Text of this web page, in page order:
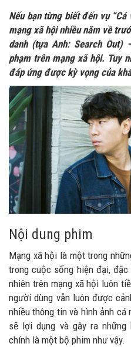
Nếu bạn từng biết đến vụ
mạng xã hội nhiều năm về
danh (tựa Anh: Search
phạm trên mạng xã hội. Tuy
đáp ứng được kỳ vọng của
Nội dung phim
Mạng xã hội là một trong
trong cuộc sống hiện đại,
nhiên trên mạng xã hội luôn
người dùng vẫn luôn được
nhiều thông tin và hình ảnh cá
sẽ lợi dụng và gây ra
chính là một bộ phim như vậy.